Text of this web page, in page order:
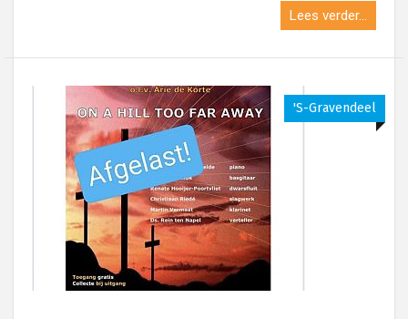
Lees verder...
's-Gravendeel